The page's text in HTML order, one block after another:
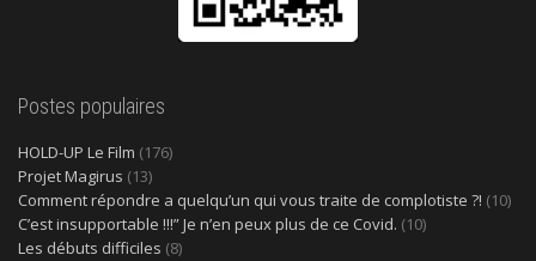
Postes populaires
HOLD-UP Le Film (176)
Projet Magirus (13)
Comment répondre a quelqu’un qui vous traite de complotiste ?! (10)
C’est insupportable !!!” Je n’en peux plus de ce Covid. (10)
Les débuts difficiles (8)